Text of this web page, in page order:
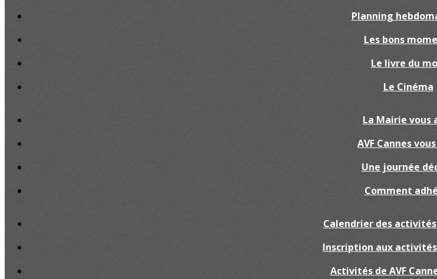
Planning
Les bons
Le livre du
Le Cinéma
La Mairie vous
AVF Cannes
Une journée
Comment
Calendrier des activités
Inscription aux activités
Activités de AVF